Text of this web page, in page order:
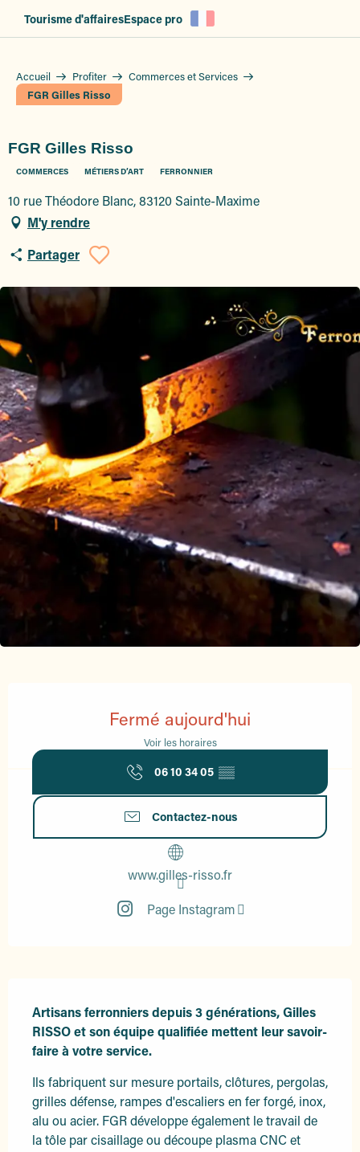
Tourisme d'affairesEspace pro
Accueil Profiter
Commerces et Services
FGR Gilles Risso
FGR Gilles Risso
COMMERCES MÉTIERS D’ART FERRONNIER
10 rue Théodore Blanc, 83120 Sainte-Maxime
M'y rendre
Partager
Ajouter aux favoris
Fermé aujourd'hui
Voir les horaires
06 10 34 05 ▒▒
Contactez-nous
www.gilles-risso.fr
Page Instagram
Artisans ferronniers depuis 3 générations, Gilles
RISSO et son équipe qualifiée mettent leur savoir-
faire à votre service.
Ils fabriquent sur mesure portails, clôtures, pergolas,
grilles défense, rampes d'escaliers en fer forgé, inox,
alu ou acier. FGR développe également le travail de
la tôle par cisaillage ou découpe plasma CNC et